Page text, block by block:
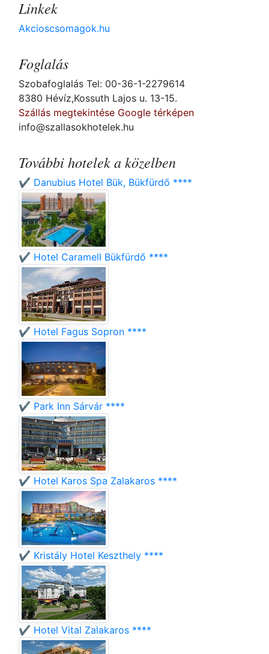
Linkek
Akcioscsomagok.hu
Foglalás
Szobafoglalás Tel: 00-36-1-2279614
8380 Hévíz,Kossuth Lajos u. 13-15.
Szállás megtekintése Google térképen
info@szallasokhotelek.hu
További hotelek a közelben
✔️ Danubius Hotel Bük, Bükfürdő ****
✔️ Hotel Caramell Bükfürdő ****
✔️ Hotel Fagus Sopron ****
✔️ Park Inn Sárvár ****
✔️ Hotel Karos Spa Zalakaros ****
✔️ Kristály Hotel Keszthely ****
✔️ Hotel Vital Zalakaros ****